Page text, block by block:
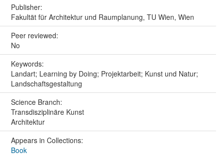
Publisher:
Fakultät für Architektur und Raumplanung, TU Wien, Wien
Peer reviewed:
No
Keywords:
Landart; Learning by Doing; Projektarbeit; Kunst und Natur;
Landschaftsgestaltung
Science Branch:
Transdisziplinäre Kunst
Architektur
Appears in Collections:
Book